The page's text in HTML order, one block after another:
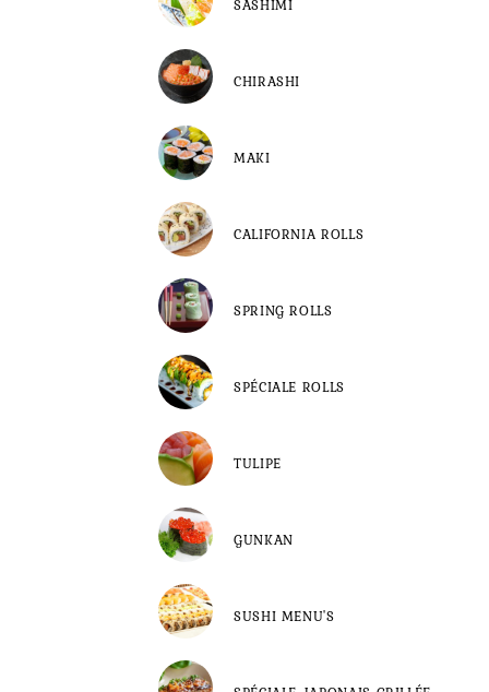
SASHIMI
CHIRASHI
MAKI
CALIFORNIA ROLLS
SPRING ROLLS
SPÉCIALE ROLLS
TULIPE
GUNKAN
SUSHI MENU'S